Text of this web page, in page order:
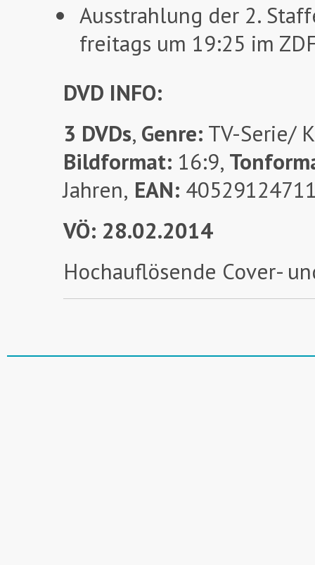
Ausstrahlung der 2.
freitags um 19:25 im
DVD INFO:
3 DVDs, Genre: TV-Serie/
Bildformat: 16:9,
Jahren, EAN:
VÖ: 28.02.2014
Hochauflösende Cover-